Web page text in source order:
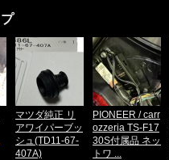
マツダ純正 リ
アワイパーブッ
シュ(TD11-67-
407A)
PIONEER / carr
ozzeria TS-F17
30S付属品 ネッ
トワ ...